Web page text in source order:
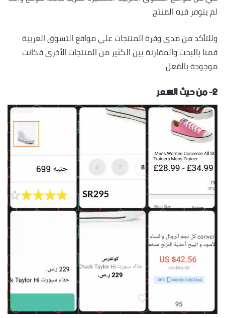
لم يتوفر فيه المنتج.
وللتأكد من مدي وفرة المنتجات علي مواقع التسوق العربية
قمنا بالبحث والمقارنة بين الكثير من المنتجات الأخري فكانت
موجودة بالفعل.
٢- من حيث السعر